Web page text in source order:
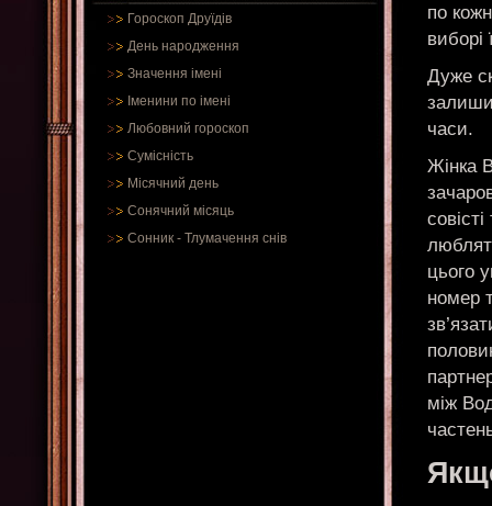
Гороскоп Друїдів
День народження
Значення імені
Іменини по імені
Любовний гороскоп
Сумісність
Місячний день
Сонячний місяць
Сонник - Тлумачення снів
по
виборі
Дуже
часи.
Жінка
цього
номер
між